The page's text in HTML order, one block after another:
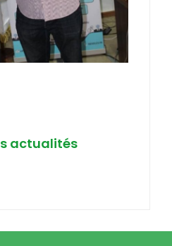
actualités